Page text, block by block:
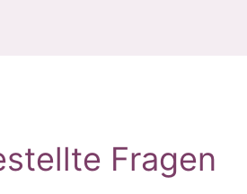
Fragen